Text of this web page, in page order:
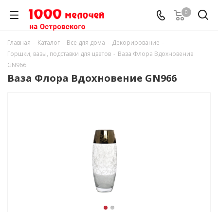
0
Главная - Каталог - Все для дома - Декорирование -
Горшки, вазы, подставки для цветов - Ваза Флора Вдохновение
GN966
Ваза Флора Вдохновение GN966